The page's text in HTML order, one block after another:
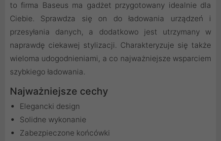
to firma Baseus ma gadżet przygotowany idealnie dla
Ciebie. Sprawdza się on do ładowania urządzeń i
przesyłania danych, a dodatkowo jest utrzymany w
naprawdę ciekawej stylizacji. Charakteryzuje się także
wieloma udogodnieniami, a co najważniejsze wsparciem
szybkiego ładowania.
Najważniejsze cechy
Elegancki design
Solidne wykonanie
Zabezpieczone końcówki